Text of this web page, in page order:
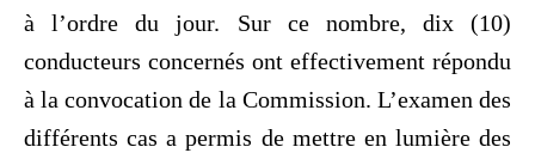
à l’ordre du jour. Sur ce nombre, dix (10)
conducteurs concernés ont effectivement répondu
à la convocation de la Commission. L’examen des
différents cas a permis de mettre en lumière des